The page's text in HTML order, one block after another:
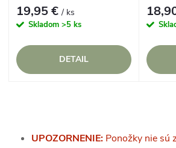
19,95 €/ ks
Skladom >5 ks
DETAIL
UPOZORNENIE: Ponožky nie sú